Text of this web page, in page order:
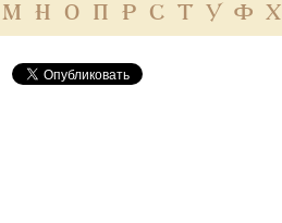
М Н О П Р С Т У Ф Х